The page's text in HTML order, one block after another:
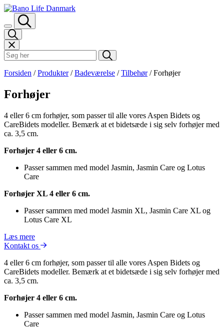
Spring til indhold
Søk i Bano Life
Forsiden /Produkter/Badeværelse /Tilbehør/Forhøjer
Forhøjer
4 eller 6 cm forhøjer, som passer til alle vores Aspen Bidets og
CareBidets modeller. Bemærk at et bidetsæde i sig selv forhøjer med
ca. 3,5 cm.
Forhøjer 4 eller 6 cm.
Passer sammen med model Jasmin, Jasmin Care og Lotus
Care
Forhøjer XL 4 eller 6 cm.
Passer sammen med model Jasmin XL, Jasmin Care XL og
Lotus Care XL
Læs mere
Kontakt os
4 eller 6 cm forhøjer, som passer til alle vores Aspen Bidets og
CareBidets modeller. Bemærk at et bidetsæde i sig selv forhøjer med
ca. 3,5 cm.
Forhøjer 4 eller 6 cm.
Passer sammen med model Jasmin, Jasmin Care og Lotus
Care